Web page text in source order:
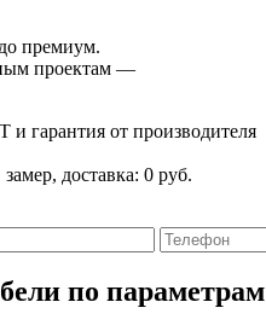
премиум.
проектам —
и гарантия от производителя
доставка: 0 руб.
по параметрам